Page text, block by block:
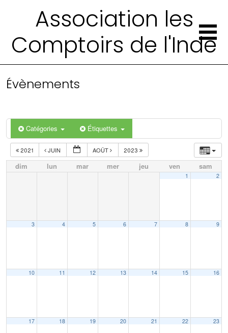
Association les
Comptoirs de l'Inde
Évènements
Catégories Étiquettes
2021 JUIN AOÛT 2023
dim lun mar mer jeu ven sam
1 2
3 4 5 6 7 8 9
10 11 12 13 14 15 16
17 18 19 20 21 22 23